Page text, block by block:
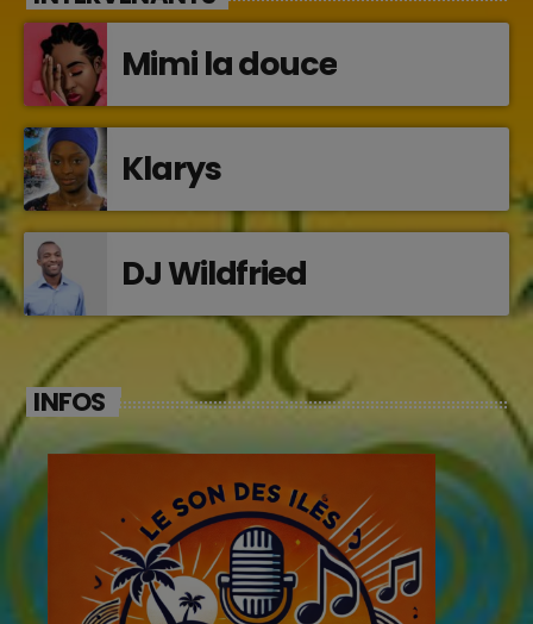
Mimi la douce
Klarys
DJ Wildfried
INFOS